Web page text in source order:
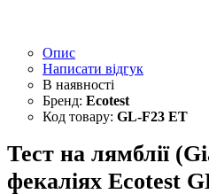
Опис
Написати відгук
Ecotest
GL-F23 ET
Тест на лямблії
фекаліях Ecotest